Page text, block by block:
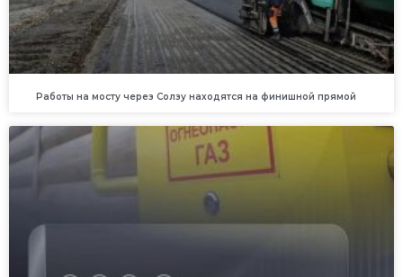
Работы на мосту через Солзу находятся на финишной прямой